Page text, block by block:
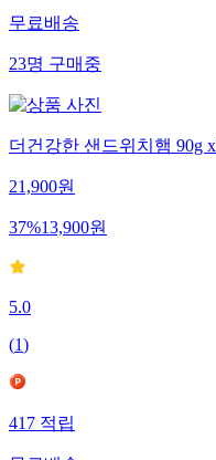
무료배송
23명구매중
더건강한 샌드위치햄 90g
21,900원
37%13,900원
5.0
(1)
417적립